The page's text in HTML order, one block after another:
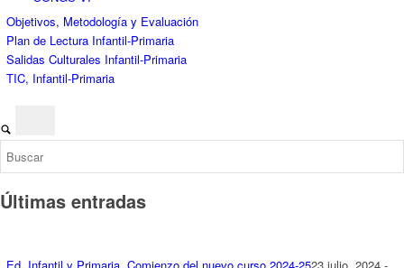
Objetivos, Metodología y Evaluación
Plan de Lectura Infantil-Primaria
Salidas Culturales Infantil-Primaria
TIC, Infantil-Primaria
Últimas entradas
Ed. Infantil y Primaria. Comienzo del nuevo curso 2024-2523 julio, 2024 -